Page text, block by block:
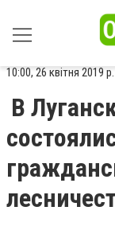
10:00, 26 квітня 2019 р.
В